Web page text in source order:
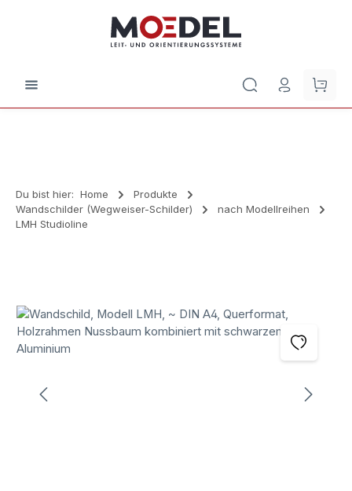
Zum Hauptinhalt springen
Du bist hier: Home
Produkte
Wandschilder (Wegweiser-Schilder)
nach Modellreihen
LMH Studioline
Bildergalerie überspringen